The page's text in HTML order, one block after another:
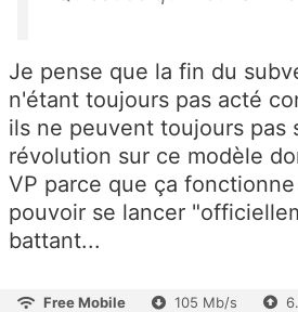
Je pense que la fin du
n'étant toujours pas acté
ils ne peuvent toujours pas
révolution sur ce modèle
VP parce que ça
pouvoir se lancer
battant...
Free Mobile 105 Mb/s